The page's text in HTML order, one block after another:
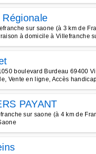
sur saone (à 3 km de
à domicile à Villefranche
boulevard Burdeau 69400
Vente en ligne, Accès
PAYANT
sur saone (à 4 km de